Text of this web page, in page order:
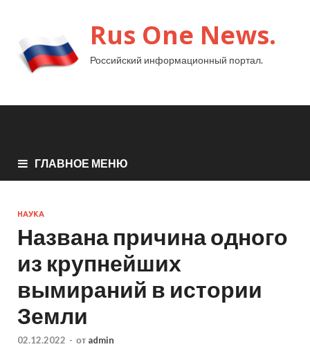
Rus One News.
Российский информационный портал.
ГЛАВНОЕ МЕНЮ
НАУКА
Названа причина одного
из крупнейших
вымираний в истории
Земли
02.12.2022 - от admin